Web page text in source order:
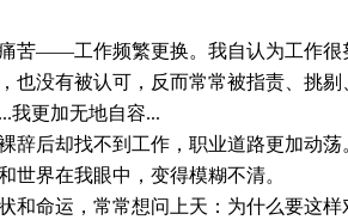
苦——工作频繁更换。我自认为工作很
也没有被认可，反而常常被指责、挑
我更加无地自容...
辞后却找不到工作，职业道路更加动
世界在我眼中，变得模糊不清。
和命运，常常想问上天：为什么要这样